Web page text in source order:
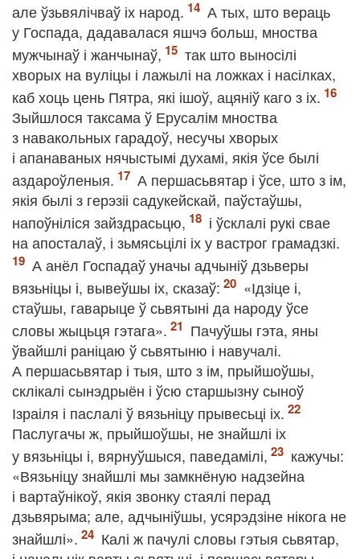
але ўзьвялічваў іх народ.
А тых, што вераць
у Госпада, дадавалася яшчэ больш, мноства
мужчынаў і жанчынаў,
так што выносілі
хворых на вуліцы і лажылі на ложках і насілках,
каб хоць цень Пятра, які ішоў, ацяніў каго з іх.
Зыйшлося таксама ў Ерусалім мноства
з навакольных гарадоў, несучы хворых
і апанаваных нячыстымі духамі, якія ўсе былі
аздароўленыя.
А першасьвятар і ўсе, што з ім,
якія былі з герэзіі садукейскай, паўстаўшы,
напоўніліся зайздрасьцю,
і ўсклалі рукі свае
на апосталаў, і зьмясьцілі іх у вастрог грамадзкі.
А анёл Госпадаў уначы адчыніў дзьверы
вязьніцы і, вывеўшы іх, сказаў:
«Ідзіце і,
стаўшы, гаварыце ў сьвятыні да народу ўсе
словы жыцьця гэтага».
Пачуўшы гэта, яны
ўвайшлі раніцаю ў сьвятыню і навучалі.
А першасьвятар і тыя, што з ім, прыйшоўшы,
склікалі сынэдрыён і ўсю старшызну сыноў
Ізраіля і паслалі ў вязьніцу прывесьці іх.
Паслугачы ж, прыйшоўшы, не знайшлі іх
у вязьніцы і, вярнуўшыся, паведамілі,
кажучы:
«Вязьніцу знайшлі мы замкнёную надзейна
і вартаўнікоў, якія звонку стаялі перад
дзьвярыма; але, адчыніўшы, усярэдзіне нікога не
знайшлі».
Калі ж пачулі словы гэтыя сьвятар,